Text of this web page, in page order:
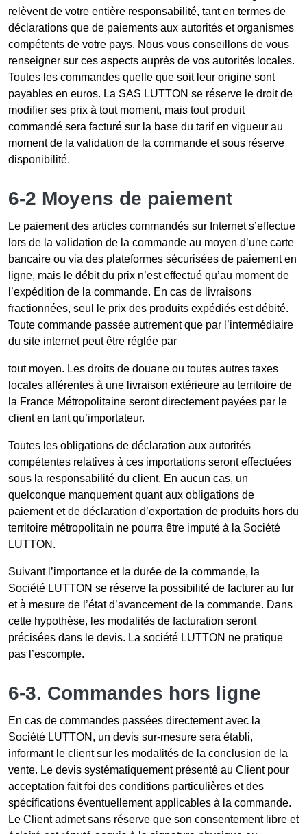
relèvent de votre entière responsabilité, tant en termes de
déclarations que de paiements aux autorités et organismes
compétents de votre pays. Nous vous conseillons de vous
renseigner sur ces aspects auprès de vos autorités locales.
Toutes les commandes quelle que soit leur origine sont
payables en euros. La SAS LUTTON se réserve le droit de
modifier ses prix à tout moment, mais tout produit
commandé sera facturé sur la base du tarif en vigueur au
moment de la validation de la commande et sous réserve
disponibilité.
6-2 Moyens de paiement
Le paiement des articles commandés sur Internet s’effectue
lors de la validation de la commande au moyen d’une carte
bancaire ou via des plateformes sécurisées de paiement en
ligne, mais le débit du prix n’est effectué qu’au moment de
l’expédition de la commande. En cas de livraisons
fractionnées, seul le prix des produits expédiés est débité.
Toute commande passée autrement que par l’intermédiaire
du site internet peut être réglée par
tout moyen. Les droits de douane ou toutes autres taxes
locales afférentes à une livraison extérieure au territoire de
la France Métropolitaine seront directement payées par le
client en tant qu’importateur.
Toutes les obligations de déclaration aux autorités
compétentes relatives à ces importations seront effectuées
sous la responsabilité du client. En aucun cas, un
quelconque manquement quant aux obligations de
paiement et de déclaration d’exportation de produits hors du
territoire métropolitain ne pourra être imputé à la Société
LUTTON.
Suivant l’importance et la durée de la commande, la
Société LUTTON se réserve la possibilité de facturer au fur
et à mesure de l’état d’avancement de la commande. Dans
cette hypothèse, les modalités de facturation seront
précisées dans le devis. La société LUTTON ne pratique
pas l’escompte.
6-3. Commandes hors ligne
En cas de commandes passées directement avec la
Société LUTTON, un devis sur-mesure sera établi,
informant le client sur les modalités de la conclusion de la
vente. Le devis systématiquement présenté au Client pour
acceptation fait foi des conditions particulières et des
spécifications éventuellement applicables à la commande.
Le Client admet sans réserve que son consentement libre et